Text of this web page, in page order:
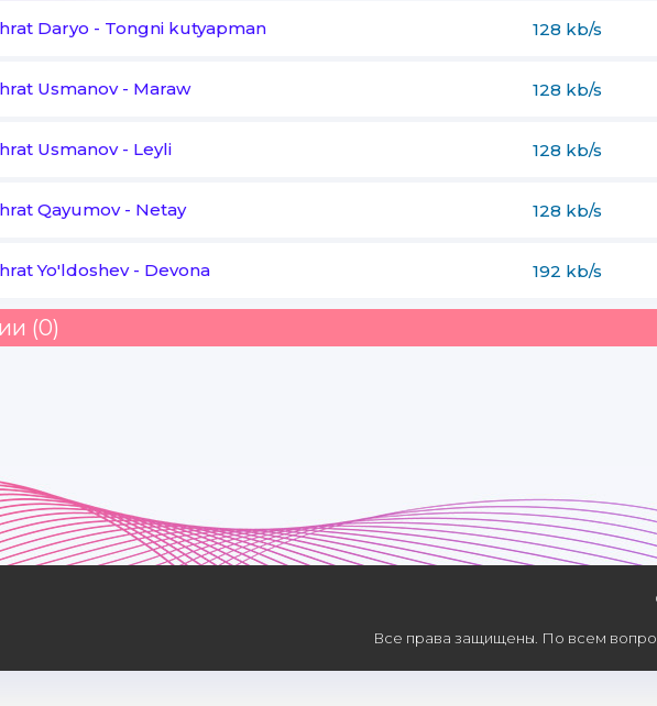
Daryo - Tongni kutyapman 128 kb/s
Usmanov- Maraw 128 kb/s
Usmanov- Leyli 128 kb/s
Qayumov- Netay 128 kb/s
Yo'ldoshev- Devona 192 kb/s
(0)
Все права защищены. По всем